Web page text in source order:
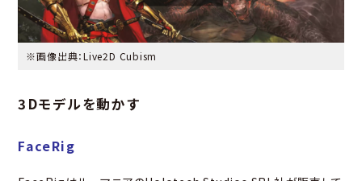
※画像出典：Live2D Cubism
3Dモデルを動かす
FaceRig